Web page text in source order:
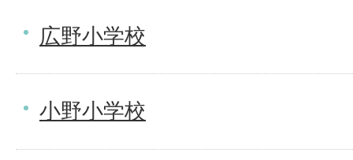
広野小学校
小野小学校